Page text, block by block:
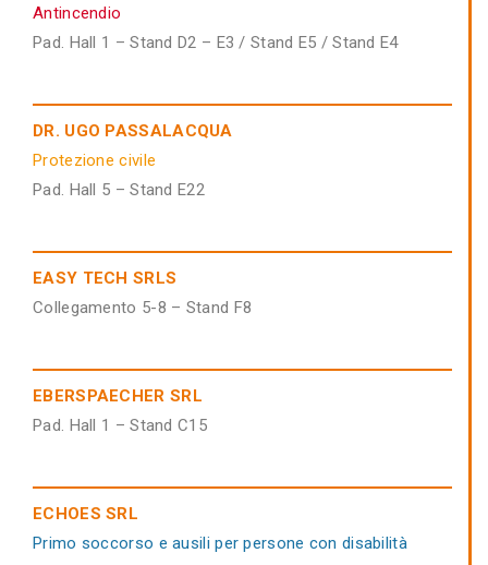
Antincendio
Pad. Hall 1 – Stand D2 – E3 / Stand E5 / Stand E4
DR. UGO PASSALACQUA
Protezione civile
Pad. Hall 5 – Stand E22
EASY TECH SRLS
Collegamento 5-8 – Stand F8
EBERSPAECHER SRL
Pad. Hall 1 – Stand C15
ECHOES SRL
Primo soccorso e ausili per persone con disabilità